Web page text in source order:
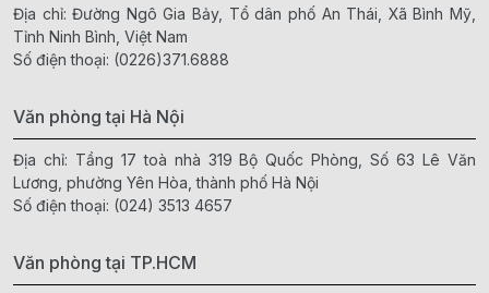
Địa chỉ: Đường Ngô Gia Bảy, Tổ dân phố An Thái, Xã Bình Mỹ,
Tỉnh Ninh Bình, Việt Nam
Số điện thoại: (0226)371.6888
Văn phòng tại Hà Nội
Địa chỉ: Tầng 17 toà nhà 319 Bộ Quốc Phòng, Số 63 Lê Văn
Lương, phường Yên Hòa, thành phố Hà Nội
Số điện thoại: (024) 3513 4657
Văn phòng tại TP.HCM